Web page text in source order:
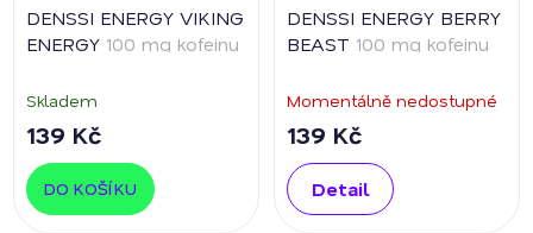
DENSSI ENERGY VIKING
ENERGY 100 mg kofeinu
Skladem
139 Kč
DO KOŠÍKU
DENSSI ENERGY BERRY
BEAST 100 mg kofeinu
Momentálně nedostupné
139 Kč
Detail